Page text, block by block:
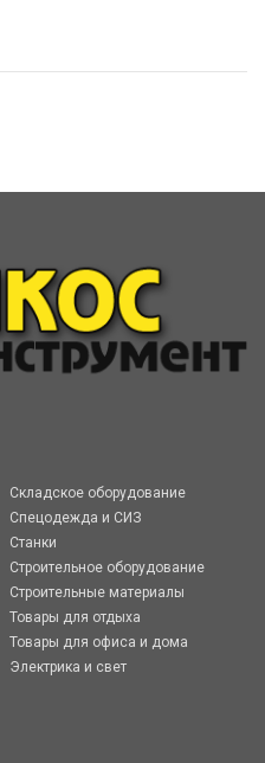
Складское оборудование
Спецодежда и СИЗ
Станки
Строительное оборудование
Строительные материалы
Товары для отдыха
Товары для офиса и дома
Электрика и свет